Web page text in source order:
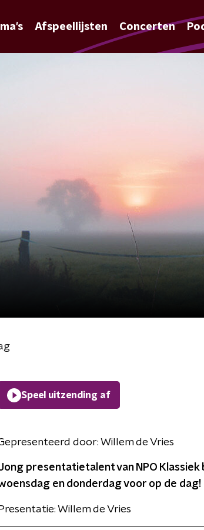
Afspeellijsten Concerten
Speel uitzending af
door: Willem de Vries
presentatietalent van NPO
en donderdag voor op de dag!
Presentatie: Willem de Vries